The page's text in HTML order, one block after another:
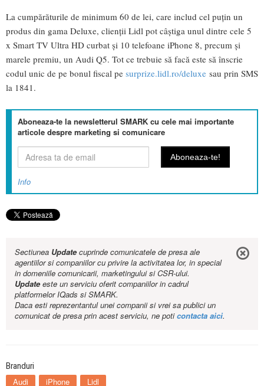
La cumpărăturile de minimum 60 de lei, care includ cel puțin un
produs din gama Deluxe, clienții Lidl pot câștiga unul dintre cele 5
x Smart TV Ultra HD curbat și 10 telefoane iPhone 8, precum și
marele premiu, un Audi Q5. Tot ce trebuie să facă este să înscrie
codul unic de pe bonul fiscal pe surprize.lidl.ro/deluxe sau prin SMS
la 1841.
Aboneaza-te la newsletterul SMARK cu cele mai importante
articole despre marketing si comunicare
Info
Sectiunea Updatecuprinde comunicatele de presa ale
agentiilor si companiilor cu privire la activitatea lor, in special
in domeniile comunicarii, marketingului si CSR-ului.
Updateeste un serviciu oferit companiilor in cadrul
platformelor IQads si SMARK.
Daca esti reprezentantul unei companii si vrei sa publici un
comunicat de presa prin acest serviciu, ne poticontacta aici.
Branduri
Audi iPhone Lidl